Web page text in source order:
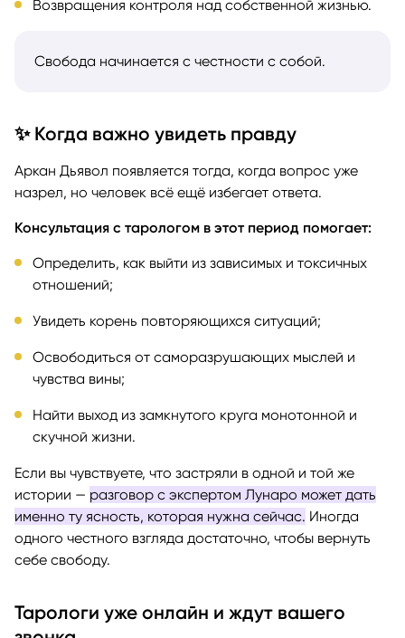
Возвращения контроля над собственной жизнью.
Свобода начинается с честности с собой.
✨ Когда важно увидеть правду
Аркан Дьявол появляется тогда, когда вопрос уже
назрел, но человек всё ещё избегает ответа.
Консультация с тарологом в этот период помогает:
Определить, как выйти из зависимых и токсичных
отношений;
Увидеть корень повторяющихся ситуаций;
Освободиться от саморазрушающих мыслей и
чувства вины;
Найти выход из замкнутого круга монотонной и
скучной жизни.
Если вы чувствуете, что застряли в одной и той же
истории — разговор с экспертом Лунаро может дать
именно ту ясность, которая нужна сейчас. Иногда
одного честного взгляда достаточно, чтобы вернуть
себе свободу.
Тарологи уже онлайн и ждут вашего